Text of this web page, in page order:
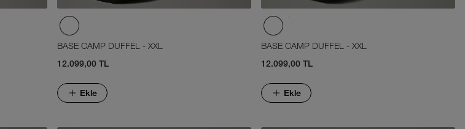
BASE CAMP DUFFEL - XXL
12.099,00 TL
Ekle
BASE CAMP DUFFEL - XXL
12.099,00 TL
Ekle